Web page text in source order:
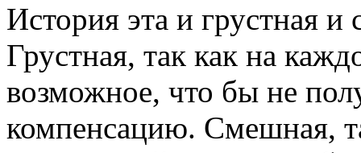
История эта и грустная
Грустная, так как на
возможное, что бы не
компенсацию. Смешная,